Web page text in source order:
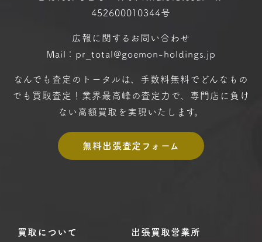
452600010344号
広報に関するお問い合わせ
Mail：pr_total@goemon-holdings.jp
なんでも査定のトータルは、手数料無料で どんなもの
でも買取査定！ 業界最高峰の査定力で、専門店に 負け
ない高額買取を実現いたします。
無料出張査定フォーム
買取について 出張買取営業所